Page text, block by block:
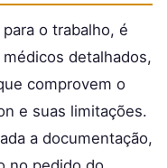
o trabalho, é
detalhados,
comprovem o
e suas limitações.
a documentação,